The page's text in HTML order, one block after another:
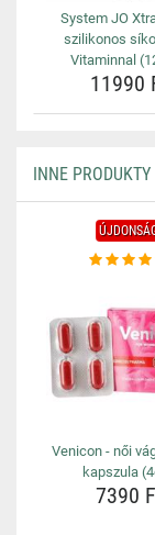
System JO
szilikonos
Vitaminnal
11990
INNE PRODUKTY
Venicon - női
kapszula
7390